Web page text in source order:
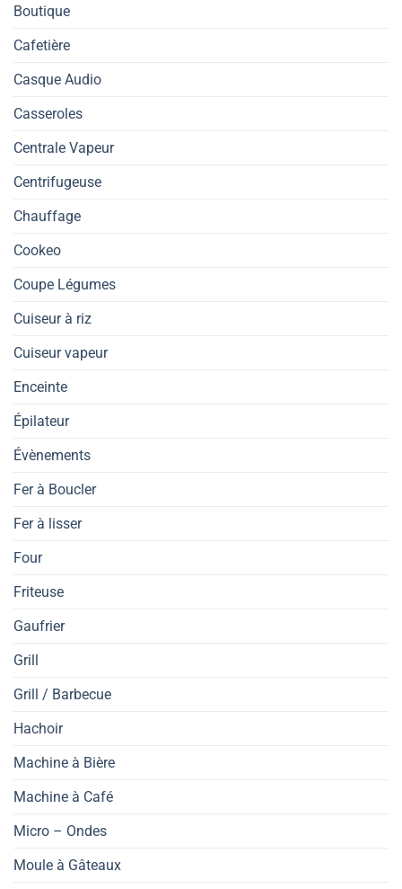
Boutique
Cafetière
Casque Audio
Casseroles
Centrale Vapeur
Centrifugeuse
Chauffage
Cookeo
Coupe Légumes
Cuiseur à riz
Cuiseur vapeur
Enceinte
Épilateur
Évènements
Fer à Boucler
Fer à lisser
Four
Friteuse
Gaufrier
Grill
Grill / Barbecue
Hachoir
Machine à Bière
Machine à Café
Micro – Ondes
Moule à Gâteaux